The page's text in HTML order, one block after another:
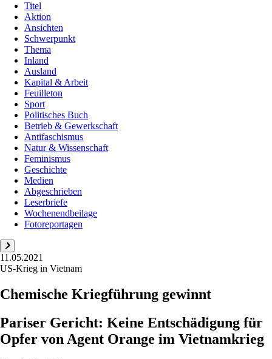
Titel
Aktion
Ansichten
Schwerpunkt
Thema
Inland
Ausland
Kapital & Arbeit
Feuilleton
Sport
Politisches Buch
Betrieb & Gewerkschaft
Antifaschismus
Natur & Wissenschaft
Feminismus
Geschichte
Medien
Abgeschrieben
Leserbriefe
Wochenendbeilage
Fotoreportagen
11.05.2021
US-Krieg in Vietnam
Chemische Kriegführung gewinnt
Pariser Gericht: Keine Entschädigung für
Opfer von Agent Orange im Vietnamkrieg